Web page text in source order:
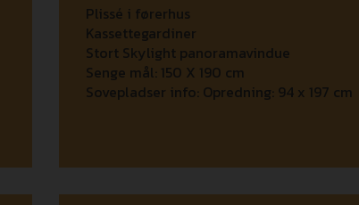
Plissé i førerhus
Kassettegardiner
Stort Skylight panoramavindue
Senge mål: 150 X 190 cm
Sovepladser info: Opredning: 94 x 197 cm